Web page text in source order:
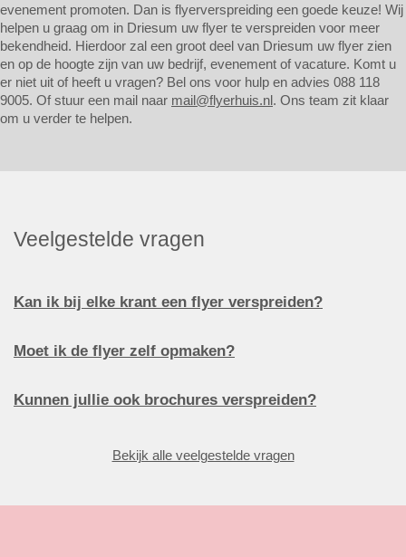
evenement promoten. Dan is flyerverspreiding een goede keuze! Wij
helpen u graag om in Driesum uw flyer te verspreiden voor meer
bekendheid. Hierdoor zal een groot deel van Driesum uw flyer zien
en op de hoogte zijn van uw bedrijf, evenement of vacature. Komt u
er niet uit of heeft u vragen? Bel ons voor hulp en advies 088 118
9005. Of stuur een mail naar mail@flyerhuis.nl. Ons team zit klaar
om u verder te helpen.
Veelgestelde vragen
Kan ik bij elke krant een flyer verspreiden?
Moet ik de flyer zelf opmaken?
Kunnen jullie ook brochures verspreiden?
Bekijk alle veelgestelde vragen